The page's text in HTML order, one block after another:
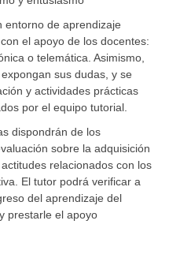
entorno de aprendizaje
el apoyo de los docentes:
o telemática. Asimismo,
sus dudas, y se
y actividades prácticas
por el equipo tutorial.
dispondrán de los
sobre la adquisición
relacionados con los
El tutor podrá verificar a
del aprendizaje del
prestarle el apoyo